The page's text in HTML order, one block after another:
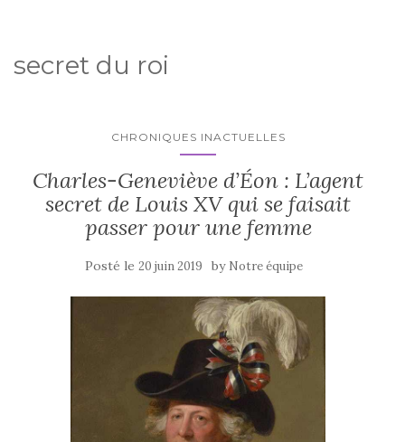
secret du roi
CHRONIQUES INACTUELLES
Charles-Geneviève d’Éon : L’agent
secret de Louis XV qui se faisait
passer pour une femme
Posté le 20 juin 2019 by Notre équipe